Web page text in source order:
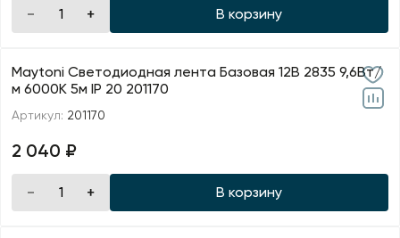
В корзину
Maytoni Светодиодная лента Базовая 12В 2835 9,6Вт/
м 6000K 5м IP 20 201170
Артикул: 201170
2 040 ₽
В корзину